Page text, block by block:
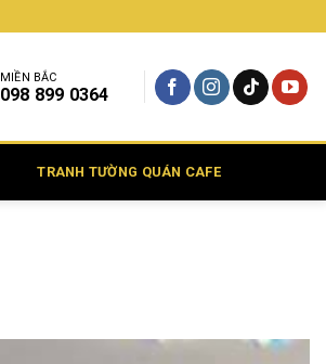
MIỀN BẮC
098 899 0364
TRANH TƯỜNG QUÁN CAFE